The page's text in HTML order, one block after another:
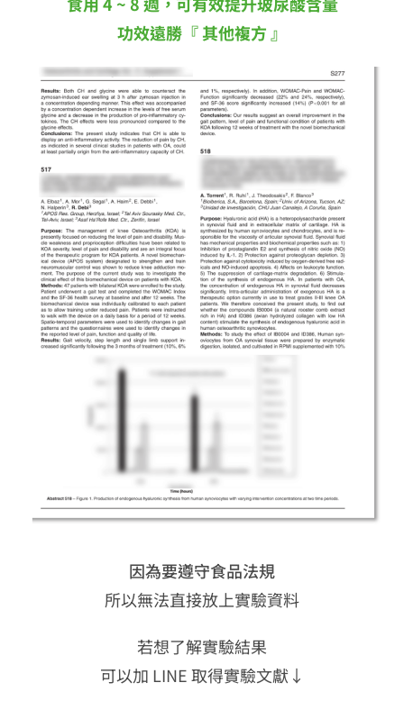
功效遠勝『 其他複方 』
因為要遵守食品法規
所以無法直接放上實驗資料
若想了解實驗結果
可以加 LINE 取得實驗文獻↓